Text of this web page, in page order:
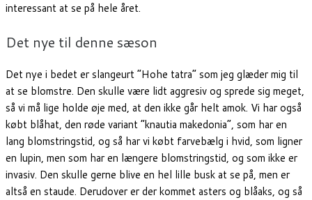
interessant at se på hele året.
Det nye til denne sæson
Det nye i bedet er slangeurt “Hohe tatra” som jeg glæder mig til
at se blomstre. Den skulle være lidt aggresiv og sprede sig meget,
så vi må lige holde øje med, at den ikke går helt amok. Vi har også
købt blåhat, den røde variant “knautia makedonia”, som har en
lang blomstringstid, og så har vi købt farvebælg i hvid, som ligner
en lupin, men som har en længere blomstringstid, og som ikke er
invasiv. Den skulle gerne blive en hel lille busk at se på, men er
altså en staude. Derudover er der kommet asters og blåaks, og så